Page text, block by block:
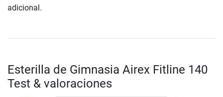
adicional.
Esterilla de Gimnasia Airex Fitline 140
Test & valoraciones